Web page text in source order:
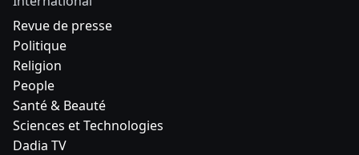
Revue de presse
Politique
Religion
People
Santé & Beauté
Sciences et Technologies
Dadia TV